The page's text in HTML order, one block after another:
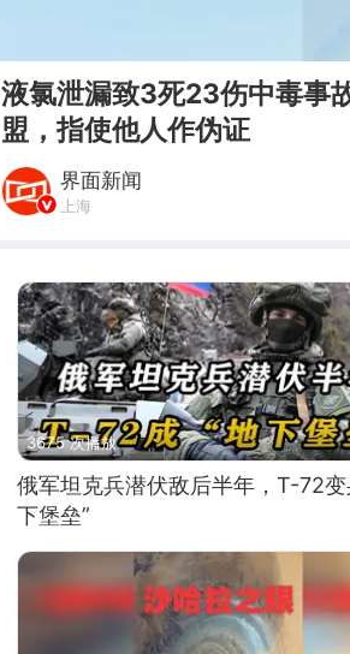
液氯泄漏致3死23伤中毒事
盟，指使他人作伪证
界面新闻
上海
3675 次播放
俄军坦克兵潜伏敌后半年，T-72变
下堡垒”